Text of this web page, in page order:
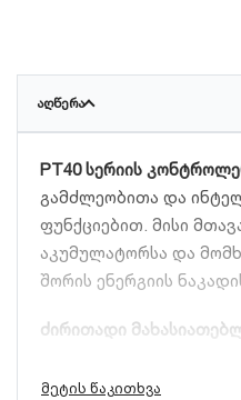
ᲐᲦᲬᲔᲠᲐ
PT40 სერიის
გამძლეობითა და
ფუნქციებით. მისი
აკუმულატორსა და
შორის ენერგიის
ძირითადი
მაღალი დენი: